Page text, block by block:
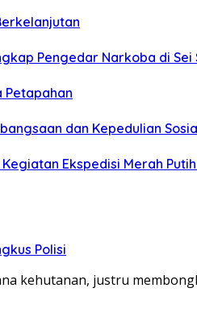
Pengedar Narkoba di Sei
Petapahan
dan Kepedulian
Ekspedisi Merah
Polisi
kehutanan, justru